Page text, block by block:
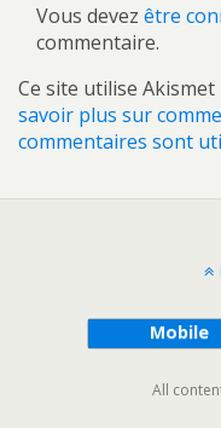
Vous devez être
commentaire.
Ce site utilise
savoir plus sur
commentaires sont
Mobile
All